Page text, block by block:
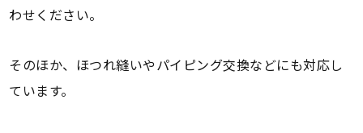
わせください。
そのほか、ほつれ縫いやパイピング交換などにも対応し
ています。